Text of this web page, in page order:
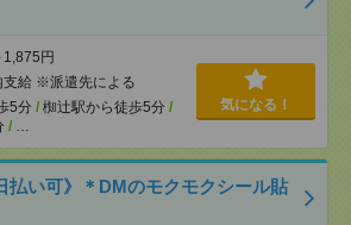
円
支給 ※派遣先による
5分 / 椥辻駅から徒歩5分 /
/ …
気になる！
払い可》＊DMのモクモクシール貼